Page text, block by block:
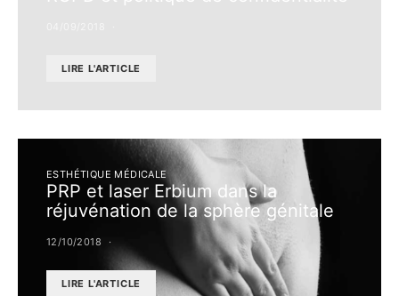
LIRE L'ARTICLE
ESTHÉTIQUE MÉDICALE
PRP et laser Erbium dans la
réjuvénation de la sphère génitale
12/10/2018
LIRE L'ARTICLE